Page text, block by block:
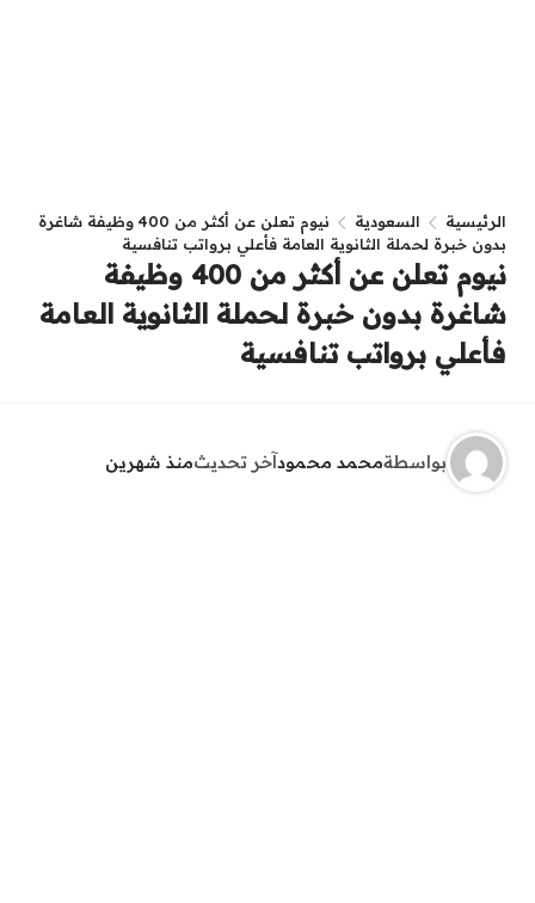
الرئيسية السعودية
نيوم تعلن عن أكثر من 400 وظيفة شاغرة
بدون خبرة لحملة الثانوية العامة فأعلي برواتب تنافسية
نيوم تعلن عن أكثر من 400 وظيفة
شاغرة بدون خبرة لحملة الثانوية العامة
فأعلي برواتب تنافسية
بواسطةمحمد محمودآخر تحديثمنذ شهرين